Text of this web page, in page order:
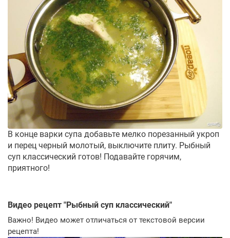
В конце варки супа добавьте мелко порезанный укроп
и перец черный молотый, выключите плиту. Рыбный
суп классический готов! Подавайте горячим,
приятного!
Видео рецепт "Рыбный суп классический"
Важно! Видео может отличаться от текстовой версии
рецепта!